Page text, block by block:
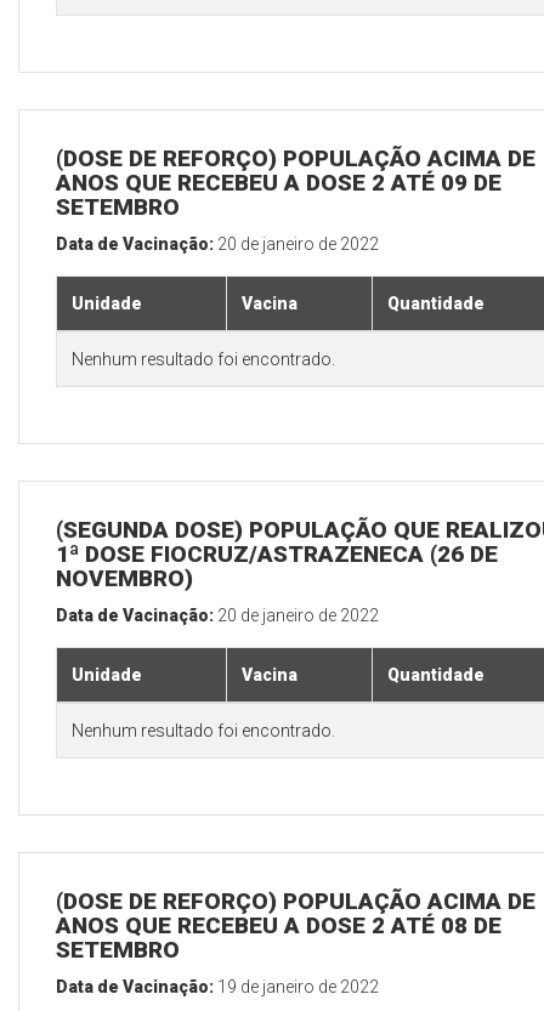
(DOSE DE REFORÇO) POPULAÇÃO ACIMA DE
ANOS QUE RECEBEU A DOSE 2 ATÉ 09 DE
SETEMBRO
Data de Vacinação: 20 de janeiro de 2022
Unidade Vacina Quantidade
Nenhum resultado foi encontrado.
(SEGUNDA DOSE) POPULAÇÃO QUE
1ª DOSE FIOCRUZ/ASTRAZENECA (26 DE
NOVEMBRO)
Data de Vacinação: 20 de janeiro de 2022
Unidade Vacina Quantidade
Nenhum resultado foi encontrado.
(DOSE DE REFORÇO) POPULAÇÃO ACIMA DE
ANOS QUE RECEBEU A DOSE 2 ATÉ 08 DE
SETEMBRO
Data de Vacinação: 19 de janeiro de 2022